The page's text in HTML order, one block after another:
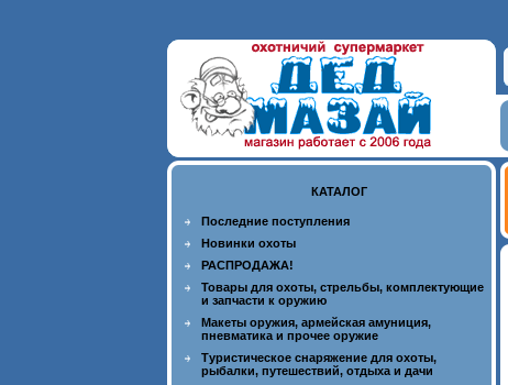
КАТАЛОГ
Последние поступления
Новинки охоты
РАСПРОДАЖА!
Товары для охоты, стрельбы, комплектующие
и запчасти к оружию
Макеты оружия, армейская амуниция,
пневматика и прочее оружие
Туристическое снаряжение для охоты,
рыбалки, путешествий, отдыха и дачи